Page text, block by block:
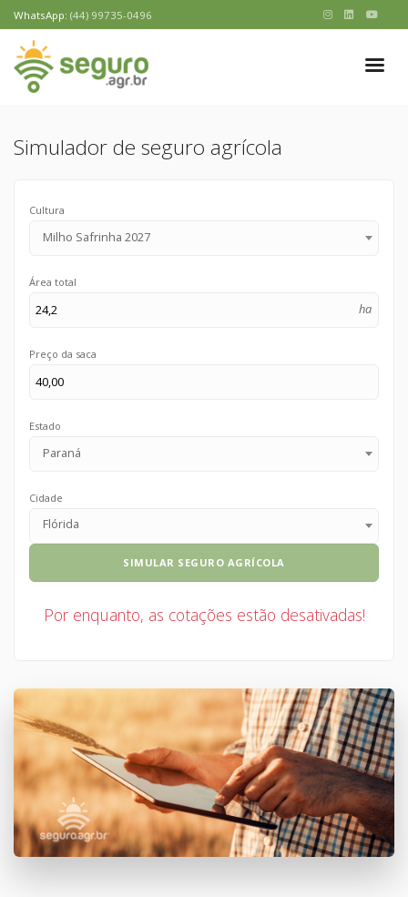
WhatsApp: (44) 99735-0496
Simulador de seguro agrícola
Cultura
Milho Safrinha 2027
Área total
ha
Preço da saca
Estado
Paraná
Cidade
Flórida
SIMULAR SEGURO AGRÍCOLA
Por enquanto, as cotações estão desativadas!